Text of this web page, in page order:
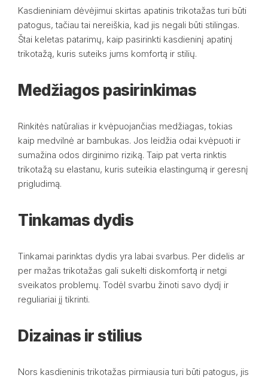
Kasdieniniam dėvėjimui skirtas apatinis trikotažas turi būti
patogus, tačiau tai nereiškia, kad jis negali būti stilingas.
Štai keletas patarimų, kaip pasirinkti kasdieninį apatinį
trikotažą, kuris suteiks jums komfortą ir stilių.
Medžiagos pasirinkimas
Rinkitės natūralias ir kvėpuojančias medžiagas, tokias
kaip medvilnė ar bambukas. Jos leidžia odai kvėpuoti ir
sumažina odos dirginimo riziką. Taip pat verta rinktis
trikotažą su elastanu, kuris suteikia elastingumą ir geresnį
prigludimą.
Tinkamas dydis
Tinkamai parinktas dydis yra labai svarbus. Per didelis ar
per mažas trikotažas gali sukelti diskomfortą ir netgi
sveikatos problemų. Todėl svarbu žinoti savo dydį ir
reguliariai jį tikrinti.
Dizainas ir stilius
Nors kasdieninis trikotažas pirmiausia turi būti patogus, jis